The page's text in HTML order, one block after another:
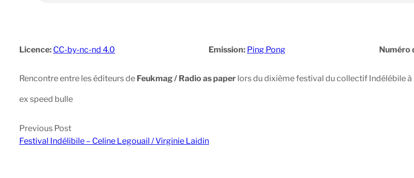
Licence: CC-by-nc-nd 4.0 Emission: Ping Pong Numéro
Rencontre entre les éditeurs de Feukmag / Radio as paper lors du dixième festival du collectif Indélébile à
ex speed bulle
Previous Post
Festival Indélibile – Celine Legouail / Virginie Laidin